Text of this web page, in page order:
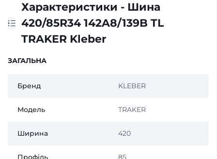
Характеристики - Шина
420/85R34 142A8/139B TL
TRAKER Kleber
ЗАГАЛЬНА
Бренд KLEBER
Модель TRAKER
Ширина 420
Профіль 85